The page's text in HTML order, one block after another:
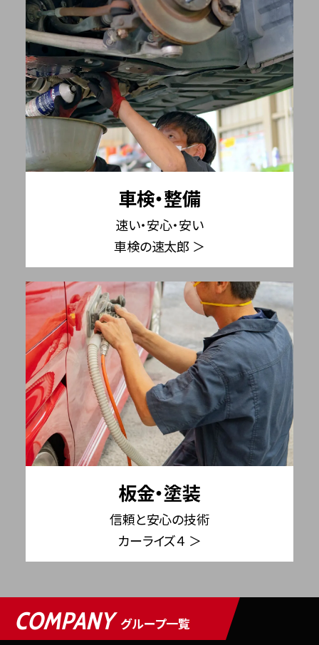
車検・整備
速い・安心・安い
車検の速太郎 ＞
板金・塗装
信頼と安心の技術
カーライズ４ ＞
COMPANY グループ一覧